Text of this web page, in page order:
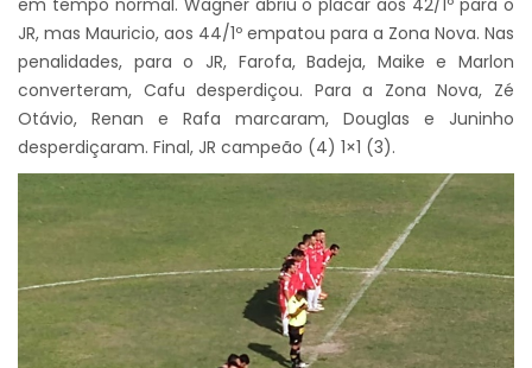
JR, mas Mauricio, aos 44/1º empatou para a Zona Nova. Nas
penalidades, para o JR, Farofa, Badeja, Maike e Marlon
converteram, Cafu desperdiçou. Para a Zona Nova, Zé
Otávio, Renan e Rafa marcaram, Douglas e Juninho
desperdiçaram. Final, JR campeão (4) 1×1 (3).